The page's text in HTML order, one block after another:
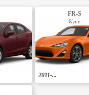
FR-S
Купе
2011-...